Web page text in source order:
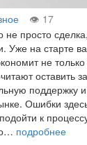
17
не просто
Уже на старте
не
оставить
поддержку
Ошибки
к
подробнее